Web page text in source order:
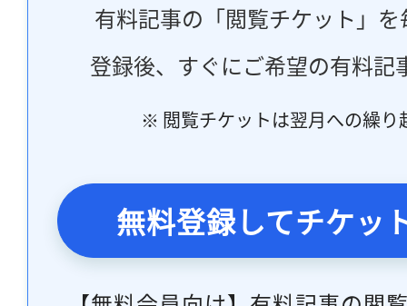
有料記事の「閲覧チケット」
登録後、すぐにご希望の有料記
※ 閲覧チケットは翌月への繰り
無料登録してチケッ